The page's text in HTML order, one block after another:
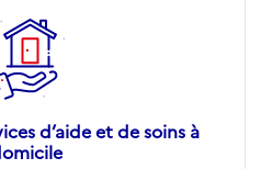
d’aide et de soins à